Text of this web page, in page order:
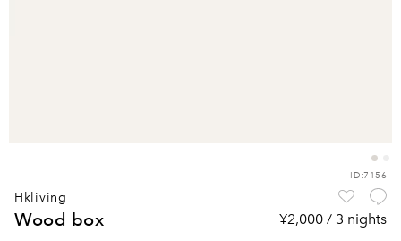
ID:7156
hkliving
wood box ¥2,000 / 3 nights